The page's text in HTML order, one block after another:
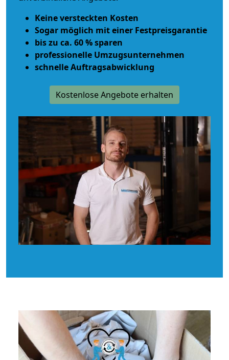
Keine versteckten Kosten
Sogar möglich mit einer Festpreisgarantie
bis zu ca. 60 % sparen
professionelle Umzugsunternehmen
schnelle Auftragsabwicklung
Kostenlose Angebote erhalten